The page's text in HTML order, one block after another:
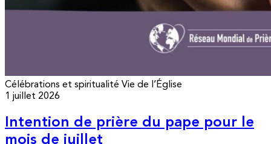
Célébrations et spiritualité Vie de l’Église
1 juillet 2026
Intention de prière du pape pour le
mois de juillet